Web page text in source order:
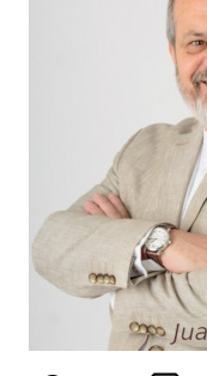
14 diciembre, 2015 at
Muchas
JC
juancarlos
18 diciembre, 2015
Responder